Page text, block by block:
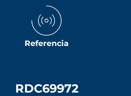
Referencia
RDC69972